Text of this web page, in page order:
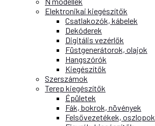
Elektronikai kiegészítők
Csatlakozók, kábelek
Dekóderek
Digitális vezérlők
Füstgenerátorok, olajok
Hangszórók
Kiegészítők
Szerszámok
Terep kiegészítők
Épületek
Fák, bokrok, növények
Felsővezetékek, oszlopok